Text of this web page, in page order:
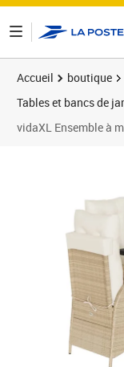
Accueil boutique
Tables et bancs de
vidaXL Ensemble à